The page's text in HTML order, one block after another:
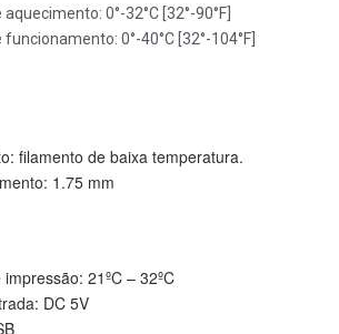
0°-32°C [32°-90°F]
0°-40°C [32°-104°F]
filamento de baixa temperatura.
1.75 mm
21ºC – 32ºC
DC 5V